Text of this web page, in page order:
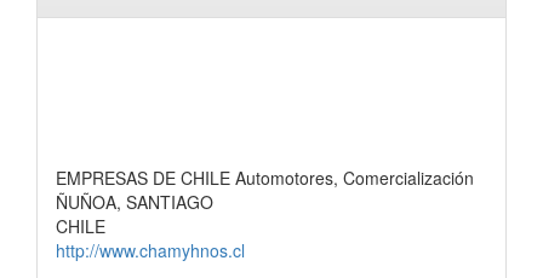
EMPRESAS DE CHILE Automotores, Comercialización
ÑUÑOA, SANTIAGO
CHILE
http://www.chamyhnos.cl